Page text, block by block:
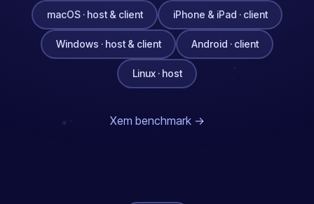
macOS · host & client iPhone & iPad · client
Windows · host & client Android · client
Linux · host
Xem benchmark →